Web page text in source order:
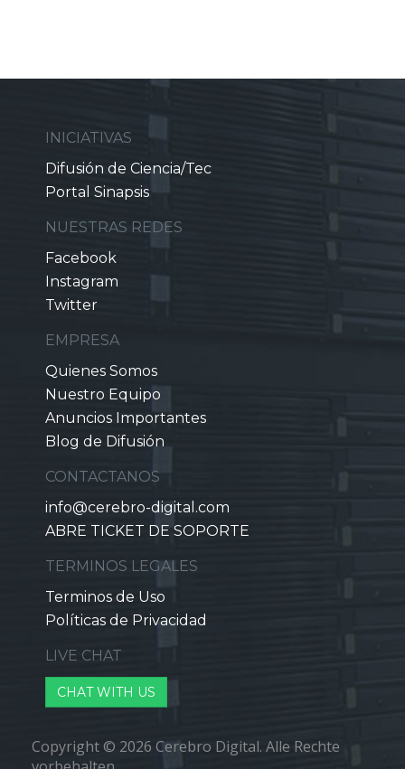
INICIATIVAS
Difusión de Ciencia/Tec
Portal Sinapsis
NUESTRAS REDES
Facebook
Instagram
Twitter
EMPRESA
Quienes Somos
Nuestro Equipo
Anuncios Importantes
Blog de Difusión
CONTACTANOS
info@cerebro-digital.com
ABRE TICKET DE SOPORTE
TERMINOS LEGALES
Terminos de Uso
Políticas de Privacidad
LIVE CHAT
CHAT WITH US
Copyright © 2026 Cerebro Digital. Alle Rechte